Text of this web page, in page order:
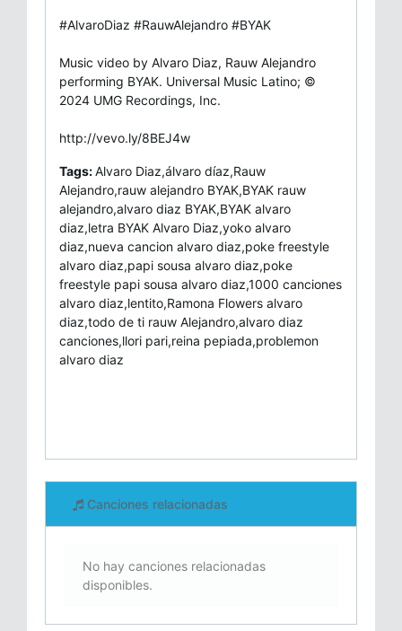
#AlvaroDiaz #RauwAlejandro #BYAK
Music video by Alvaro Diaz, Rauw Alejandro
performing BYAK. Universal Music Latino; ©
2024 UMG Recordings, Inc.
http://vevo.ly/8BEJ4w
Tags:Alvaro Diaz,álvaro díaz,Rauw
Alejandro,rauw alejandro BYAK,BYAK rauw
alejandro,alvaro diaz BYAK,BYAK alvaro
diaz,letra BYAK Alvaro Diaz,yoko alvaro
diaz,nueva cancion alvaro diaz,poke freestyle
alvaro diaz,papi sousa alvaro diaz,poke
freestyle papi sousa alvaro diaz,1000 canciones
alvaro diaz,lentito,Ramona Flowers alvaro
diaz,todo de ti rauw Alejandro,alvaro diaz
canciones,llori pari,reina pepiada,problemon
alvaro diaz
Canciones relacionadas
No hay canciones relacionadas
disponibles.